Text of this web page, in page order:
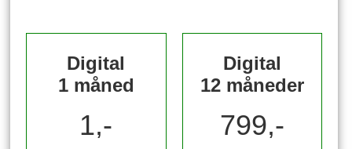
Digital
1 måned
1,-
Digital
12 måneder
799,-